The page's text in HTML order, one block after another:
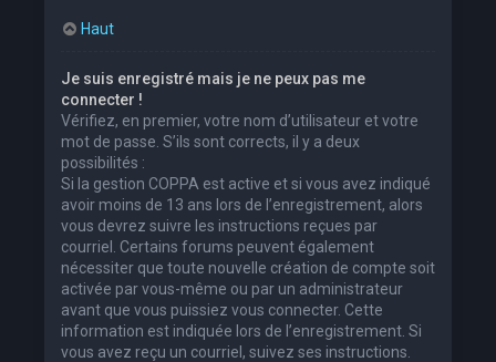
Haut
Je suis enregistré mais je ne peux pas me
connecter !
Vérifiez, en premier, votre nom d’utilisateur et votre
mot de passe. S’ils sont corrects, il y a deux
possibilités :
Si la gestion COPPA est active et si vous avez indiqué
avoir moins de 13 ans lors de l’enregistrement, alors
vous devrez suivre les instructions reçues par
courriel. Certains forums peuvent également
nécessiter que toute nouvelle création de compte soit
activée par vous-même ou par un administrateur
avant que vous puissiez vous connecter. Cette
information est indiquée lors de l’enregistrement. Si
vous avez reçu un courriel, suivez ses instructions.